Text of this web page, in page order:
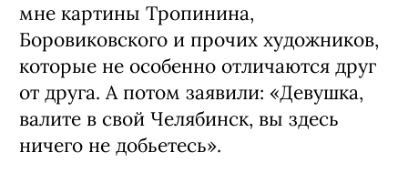
мне картины Тропинина,
Боровиковского и прочих художников,
которые не особенно отличаются друг
от друга. А потом заявили: «Девушка,
валите в свой Челябинск, вы здесь
ничего не добьетесь».